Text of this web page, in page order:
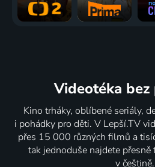
Videotéka
Kino trháky, oblíbené seriály,
i pohádky pro děti. V Lepší.TV
přes 15 000 různých filmů a
tak jednoduše najdete přesně
v češtině.